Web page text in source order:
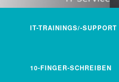
ZUM INHALT WECHSELN
IT-TRAININGS/-SUPPORT
10-FINGER-SCHREIBEN